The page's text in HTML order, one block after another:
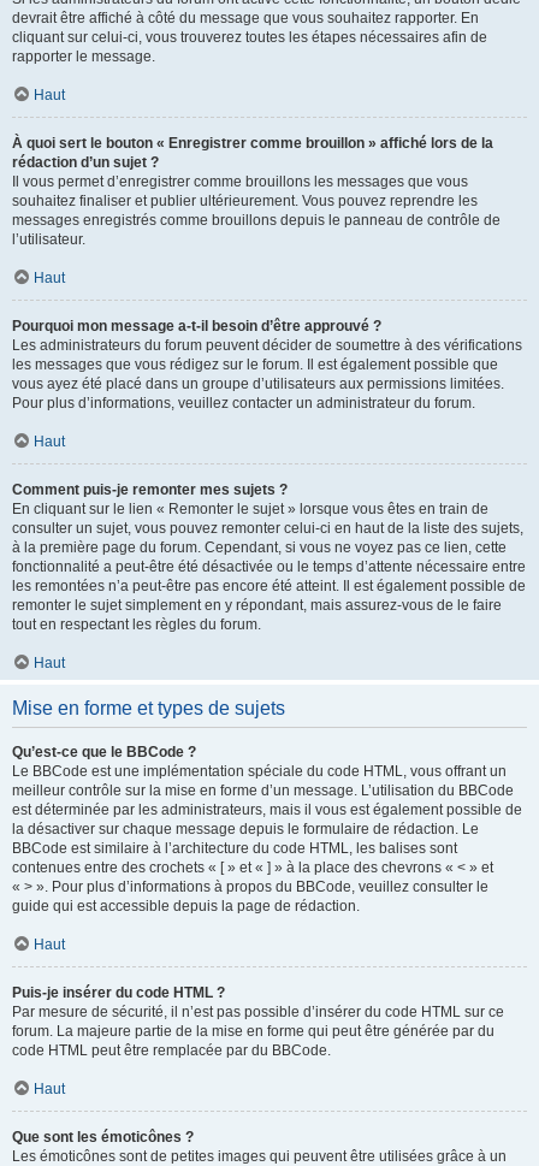
devrait être affiché à côté du message que vous souhaitez rapporter. En
cliquant sur celui-ci, vous trouverez toutes les étapes nécessaires afin de
rapporter le message.
Haut
À quoi sert le bouton « Enregistrer comme brouillon » affiché lors de la
rédaction d’un sujet ?
Il vous permet d’enregistrer comme brouillons les messages que vous
souhaitez finaliser et publier ultérieurement. Vous pouvez reprendre les
messages enregistrés comme brouillons depuis le panneau de contrôle de
l’utilisateur.
Haut
Pourquoi mon message a-t-il besoin d’être approuvé ?
Les administrateurs du forum peuvent décider de soumettre à des vérifications
les messages que vous rédigez sur le forum. Il est également possible que
vous ayez été placé dans un groupe d’utilisateurs aux permissions limitées.
Pour plus d’informations, veuillez contacter un administrateur du forum.
Haut
Comment puis-je remonter mes sujets ?
En cliquant sur le lien « Remonter le sujet » lorsque vous êtes en train de
consulter un sujet, vous pouvez remonter celui-ci en haut de la liste des sujets,
à la première page du forum. Cependant, si vous ne voyez pas ce lien, cette
fonctionnalité a peut-être été désactivée ou le temps d’attente nécessaire entre
les remontées n’a peut-être pas encore été atteint. Il est également possible de
remonter le sujet simplement en y répondant, mais assurez-vous de le faire
tout en respectant les règles du forum.
Haut
Mise en forme et types de sujets
Qu’est-ce que le BBCode ?
Le BBCode est une implémentation spéciale du code HTML, vous offrant un
meilleur contrôle sur la mise en forme d’un message. L’utilisation du BBCode
est déterminée par les administrateurs, mais il vous est également possible de
la désactiver sur chaque message depuis le formulaire de rédaction. Le
BBCode est similaire à l’architecture du code HTML, les balises sont
contenues entre des crochets « [ » et « ] » à la place des chevrons « < » et
« > ». Pour plus d’informations à propos du BBCode, veuillez consulter le
guide qui est accessible depuis la page de rédaction.
Haut
Puis-je insérer du code HTML ?
Par mesure de sécurité, il n’est pas possible d’insérer du code HTML sur ce
forum. La majeure partie de la mise en forme qui peut être générée par du
code HTML peut être remplacée par du BBCode.
Haut
Que sont les émoticônes ?
Les émoticônes sont de petites images qui peuvent être utilisées grâce à un